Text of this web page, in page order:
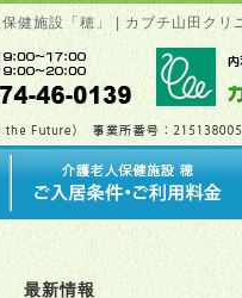
健施設「穂」 | カブチ山田クリ
最新情報